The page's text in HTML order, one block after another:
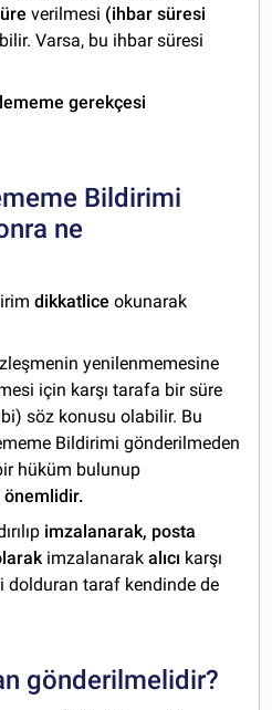
verilmesi (ihbar süresi
Varsa, bu ihbar süresi
gerekçesi
Bildirimi
ne
dikkatlice okunarak
yenilenmemesine
için karşı tarafa bir süre
söz konusu olabilir. Bu
Bildirimi gönderilmeden
hüküm bulunup
önemlidir.
imzalanarak, posta
imzalanarakalıcı karşı
taraf kendinde de
gönderilmelidir?